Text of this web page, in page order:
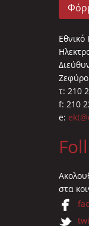
τ: 210
f: 210
e:
στα